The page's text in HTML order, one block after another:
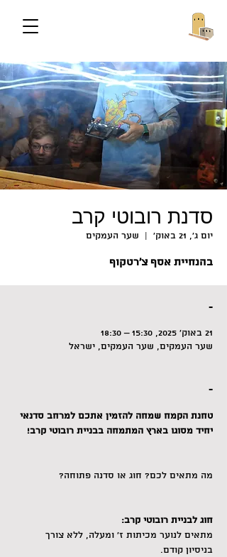
סדנת רובוטי קרב
יום ג׳, 21 באוק׳
  |
שער העמקים
בהנחיית אסף צ‘רטקוף
-
21 באוק׳ 2025, 15:30 – 18:30
שער העמקים, שער העמקים, ישראל
-
טחנת הקמח שמחה להזמין אתכם למרחב סדנאי
יחיד מסוגו בארץ המתמחה בבניית רובוטי קרב!
מה מתאים לכם? חוג או סדנה פתוחה?
חוג לבניית רובוטי קרב:
מתאים לנוער מכיתות ז‘ ומעלה, ללא צורך
בניסיון קודם.